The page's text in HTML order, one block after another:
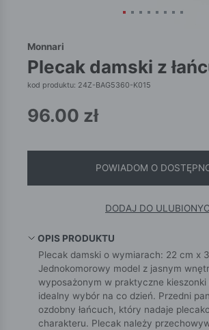
Monnari
plecak damski z
kod produktu: 24Z-BAG5360-K015
96.00 zł
POWIADOM O
DODAJ DO
OPIS PRODUKTU
Plecak damski o wymiarach: 22 cm x
Jednokomorowy model z jasnym
wyposażonym w praktyczne
idealny wybór na co dzień. Przedni
ozdobny łańcuch, który nadaje
charakteru. Plecak należy